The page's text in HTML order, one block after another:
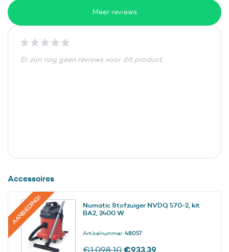
Meer reviews
Er zijn nog geen reviews voor dit product.
Accessoires
AANBIEDING!
Numatic Stofzuiger NVDQ 570-2, kit
BA2, 2400 W
Artikelnummer: 48057
€1.098,10 Oorspronkelijke
€933,39